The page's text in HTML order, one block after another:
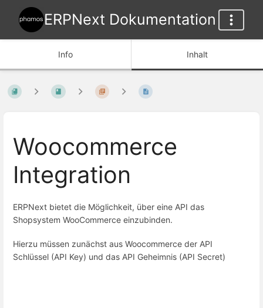
ERPNext Dokumentation
Info Inhalt
Woocommerce
Integration
ERPNext bietet die Möglichkeit, über eine API das
Shopsystem WooCommerce einzubinden.
Hierzu müssen zunächst aus Woocommerce der API
Schlüssel (API Key) und das API Geheimnis (API Secret)